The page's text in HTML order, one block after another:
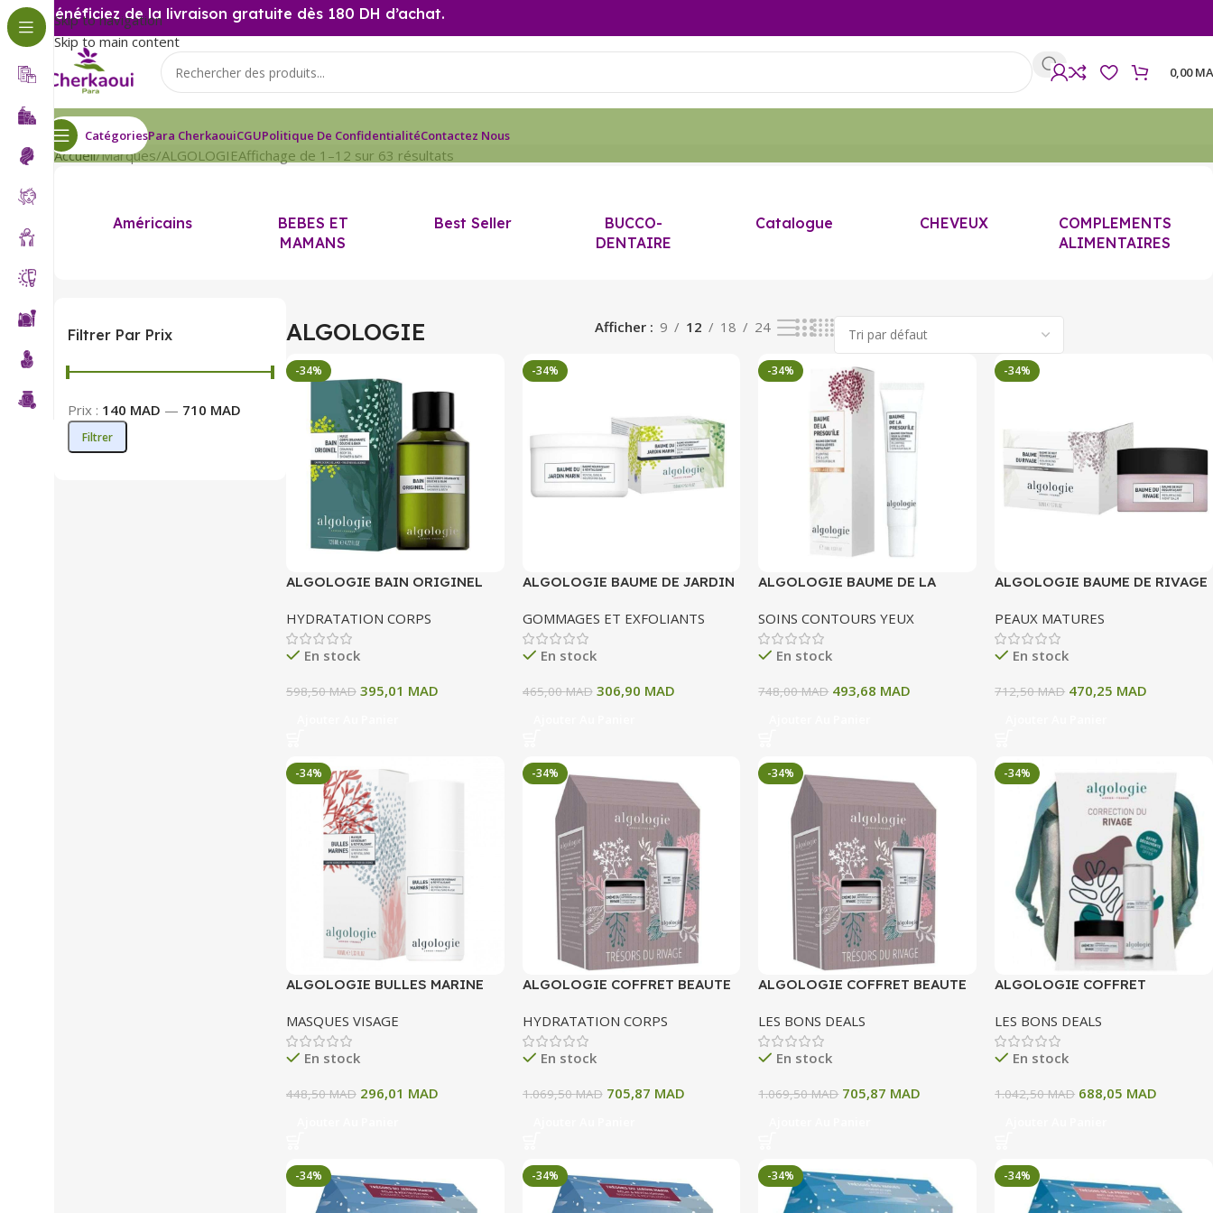
Skip to navigation
Skip to main content
Bénéficiez de la livraison gratuite dès 180 DH d’achat.
0,00
CatégoriesPara CherkaouiCGUPolitique De ConfidentialitéContactez Nous
Accueil Marques ALGOLOGIEAffichage de 1–12 sur 63 résultats
Américains
BEBES ET
MAMANS
Best Seller
BUCCO-
DENTAIRE
Catalogue CHEVEUX
COMPLEMENTS
ALIMENTAIRES
Filtrer Par Prix
Filtrer
Prix : 140 MAD — 710 MAD
ALGOLOGIE Afficher 9 12 18 24
-34%
ALGOLOGIE BAIN ORIGINEL
HYDRATATION CORPS
En stock
598,50MAD 395,01 MAD
-34%
ALGOLOGIE BAUME DE JARDIN
GOMMAGES ET EXFOLIANTS
En stock
465,00MAD 306,90 MAD
-34%
ALGOLOGIE BAUME DE LA
SOINS CONTOURS YEUX
En stock
748,00MAD 493,68 MAD
-34%
ALGOLOGIE BAUME DE RIVAGE
PEAUX MATURES
En stock
712,50MAD 470,25 MAD
-34%
ALGOLOGIE BULLES MARINE
REVITALISANT 40 ML
MASQUES VISAGE
En stock
448,50MAD 296,01 MAD
-34%
ALGOLOGIE COFFRET BEAUTE
HYDRATATION CORPS
En stock
1.069,50MAD 705,87 MAD
-34%
ALGOLOGIE COFFRET BEAUTE
LES BONS DEALS
En stock
1.069,50MAD 705,87 MAD
-34%
ALGOLOGIE COFFRET
LES BONS DEALS
En stock
1.042,50MAD 688,05 MAD
-34% -34% -34% -34%